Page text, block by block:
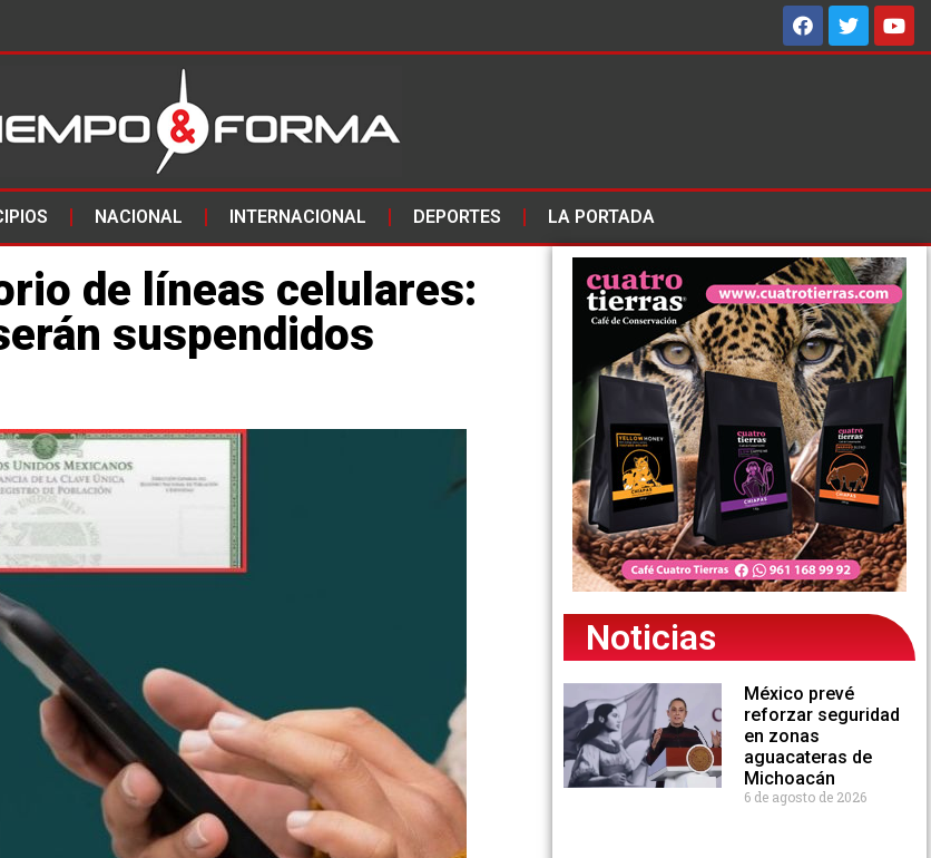
NACIONAL INTERNACIONAL DEPORTES LA PORTADA
de líneas celulares:
suspendidos
Noticias
México prevé
reforzar seguridad
en zonas
aguacateras de
Michoacán
6 de agosto de 2026